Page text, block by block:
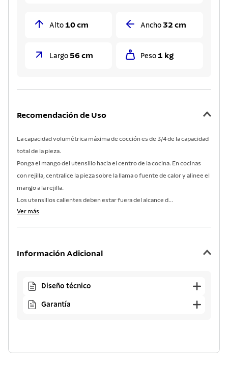
Alto 10 cm Ancho 32 cm
Largo 56 cm Peso 1 kg
Recomendación de Uso
La capacidad volumétrica máxima de cocción es de 3/4 de la capacidad
total de la pieza.
Ponga el mango del utensilio hacia el centro de la cocina. En cocinas
con rejilla, centralice la pieza sobre la llama o fuente de calor y alinee el
mango a la rejilla.
Los utensilios calientes deben estar fuera del alcance d...
Ver más
Información Adicional
Diseño técnico
Garantía